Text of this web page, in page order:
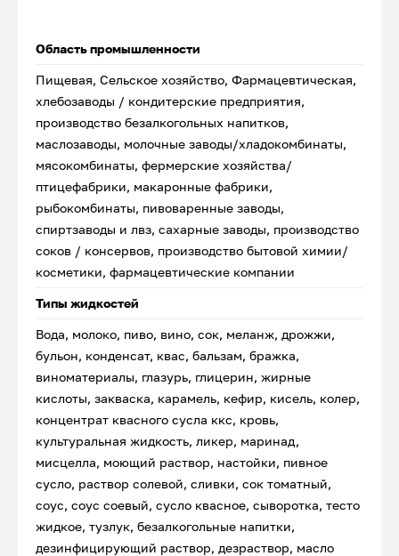
Область промышленности
Пищевая, Сельское хозяйство, Фармацевтическая,
хлебозаводы / кондитерские предприятия,
производство безалкогольных напитков,
маслозаводы, молочные заводы/хладокомбинаты,
мясокомбинаты, фермерские хозяйства/
птицефабрики, макаронные фабрики,
рыбокомбинаты, пивоваренные заводы,
спиртзаводы и лвз, сахарные заводы, производство
соков / консервов, производство бытовой химии/
косметики, фармацевтические компании
Типы жидкостей
Вода, молоко, пиво, вино, сок, меланж, дрожжи,
бульон, конденсат, квас, бальзам, бражка,
виноматериалы, глазурь, глицерин, жирные
кислоты, закваска, карамель, кефир, кисель, колер,
концентрат квасного сусла ккс, кровь,
культуральная жидкость, ликер, маринад,
мисцелла, моющий раствор, настойки, пивное
сусло, раствор солевой, сливки, сок томатный,
соус, соус соевый, сусло квасное, сыворотка, тесто
жидкое, тузлук, безалкогольные напитки,
дезинфицирующий раствор, дезраствор, масло